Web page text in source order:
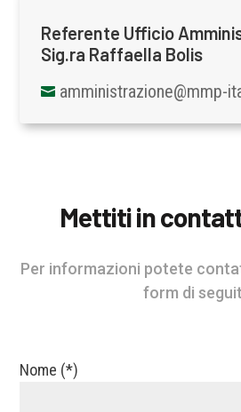
Referente Ufficio
Sig.ra Raffaella Bolis
 amministrazione@mmp-
Mettiti in
Per informazioni potete
form di
Nome (*)